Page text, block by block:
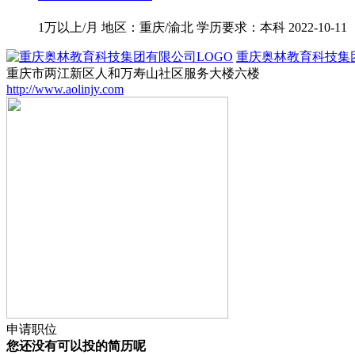
1万以上/月 地区：重庆/渝北 学历要求：本科 2022-10-11
重庆奥林教育科技集
重庆市两江新区人和万寿山社区服务大楼六楼
http://www.aolinjy.com
申请职位
您还没有可以投的简历呢